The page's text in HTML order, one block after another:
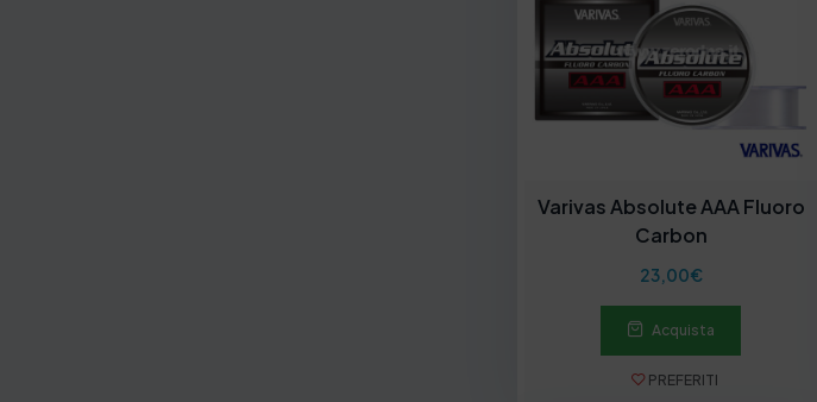
Varivas Absolute AAA Fluoro
Carbon
23,00€
Acquista
PREFERITI